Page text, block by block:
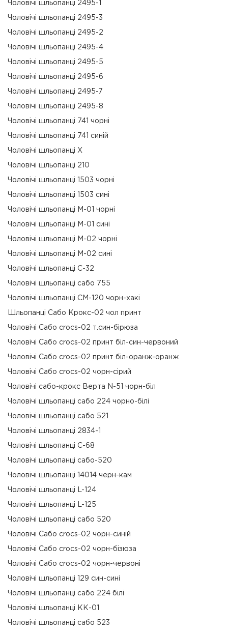
Чоловічі шльопанці 2495-1
Чоловічі шльопанці 2495-3
Чоловічі шльопанці 2495-2
Чоловічі шльопанці 2495-4
Чоловічі шльопанці 2495-5
Чоловічі шльопанці 2495-6
Чоловічі шльопанці 2495-7
Чоловічі шльопанці 2495-8
Чоловічі шльопанці 741 чорні
Чоловічі шльопанці 741 синій
Чоловічі шльопанці Х
Чоловічі шльопанці 210
Чоловічі шльопанці 1503 чорні
Чоловічі шльопанці 1503 сині
Чоловічі шльопанці М-01 чорні
Чоловічі шльопанці М-01 сині
Чоловічі шльопанці М-02 чорні
Чоловічі шльопанці М-02 сині
Чоловічі шльопанці С-32
Чоловічі шльопанці сабо 755
Чоловічі шльопанці СМ-120 чорн-хакі
Шльопанці Сабо Крокс-02 чол принт
Чоловічі Сабо crocs-02 т.син-бірюза
Чоловічі Сабо crocs-02 принт біл-син-червоний
Чоловічі Сабо crocs-02 принт біл-оранж-оранж
Чоловічі Сабо crocs-02 чорн-сірий
Чоловічі сабо-крокс Верта N-51 чорн-біл
Чоловічі шльопанці сабо 224 чорно-білі
Чоловічі шльопанці сабо 521
Чоловічі шльопанці 2834-1
Чоловічі шльопанці С-68
Чоловічі шльопанці сабо-520
Чоловічі шльопанці 14014 черн-кам
Чоловічі шльопанці L-124
Чоловічі шльопанці L-125
Чоловічі шльопанці сабо 520
Чоловічі Сабо crocs-02 чорн-синій
Чоловічі Сабо crocs-02 чорн-бізюза
Чоловічі Сабо crocs-02 чорн-червоні
Чоловічі шльопанці 129 син-сині
Чоловічі шльопанці сабо 224 білі
Чоловічі шльопанці КК-01
Чоловічі шльопанці сабо 523